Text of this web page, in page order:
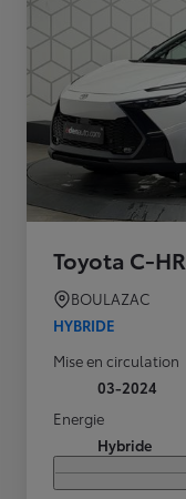
Toyota C-HR
BOULAZAC
HYBRIDE
Mise en circulation
03-2024
Energie
Hybride